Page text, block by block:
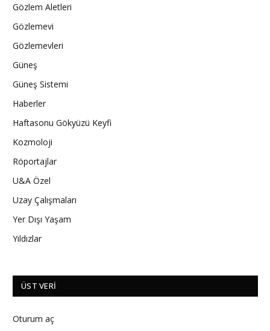
Gözlem Aletleri
Gözlemevi
Gözlemevleri
Güneş
Güneş Sistemi
Haberler
Haftasonu Gökyüzü Keyfi
Kozmoloji
Röportajlar
U&A Özel
Uzay Çalışmaları
Yer Dışı Yaşam
Yıldızlar
ÜST VERI
Oturum aç